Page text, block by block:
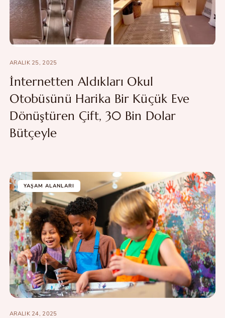
ARALIK 25, 2025
İnternetten Aldıkları Okul
Otobüsünü Harika Bir Küçük Eve
Dönüştüren Çift, 30 Bin Dolar
Bütçeyle
YAŞAM ALANLARI
ARALIK 24, 2025